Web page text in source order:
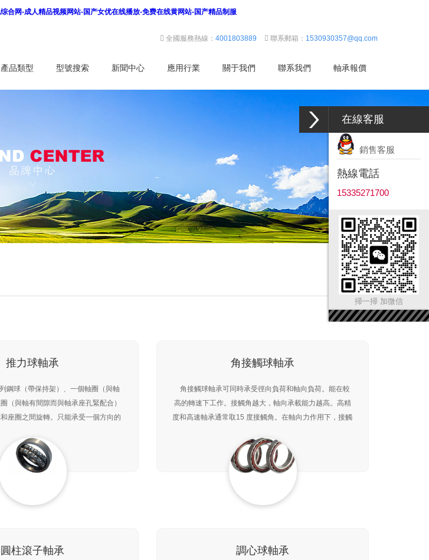
合网-成人精品视频网站-国产女优在线播放-免费在线黄网站-国产精品制服
全國服務熱線： 4001803889 聯系郵箱： 1530930357@qq.com
產品類型 型號搜索 新聞中心 應用行業 關于我們 聯系我們 軸承報價
推力球軸承
鋼球（帶保持架）、一個軸圈（與軸
（與軸有間隙而與軸承座孔緊配合）
座圈之間旋轉。只能承受一個方向的
布
角接觸球軸承
角接觸球軸承可同時承受徑向負荷和軸向負荷。能在較
高的轉速下工作。接觸角越大，軸向承載能力越高。高精
度和高速軸承通常取15 度接觸角。在軸向力作用下，接觸
圓柱滾子軸承 調心球軸承
在線客服
銷售客服
熱線電話
15335271700
掃一掃 加微信